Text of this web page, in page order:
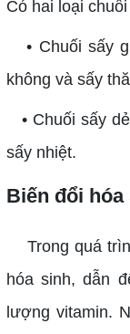
Có hai loại
• Chuối sấy
không và sấy
• Chuối sấy
sấy nhiệt.
Biến đổi hóa
Trong quá
hóa sinh, dẫn
lượng vitamin.